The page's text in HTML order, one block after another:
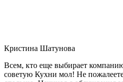
Кристина Шатунова
Всем, кто еще выбирает
советую Кухни мол! Не